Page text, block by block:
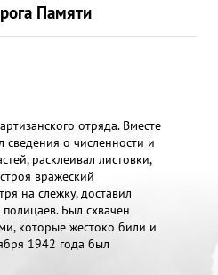
Памяти
отряда. Вместе
о численности и
расклеивал листовки,
вражеский
на слежку, доставил
Был схвачен
которые жестоко били и
1942 года был